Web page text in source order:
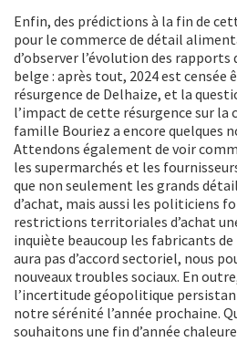
Enfin, des prédictions à la fin de
pour le commerce de détail
d’observer l’évolution des rapports
belge : après tout, 2024 est censée
résurgence de Delhaize, et la
l’impact de cette résurgence sur la
famille Bouriez a encore quelques
Attendons également de voir
les supermarchés et les
que non seulement les grands
d’achat, mais aussi les politiciens
restrictions territoriales d’achat
inquiète beaucoup les fabricants de
aura pas d’accord sectoriel, nous
nouveaux troubles sociaux. En
l’incertitude géopolitique
notre sérénité l’année prochaine.
souhaitons une fin d’année